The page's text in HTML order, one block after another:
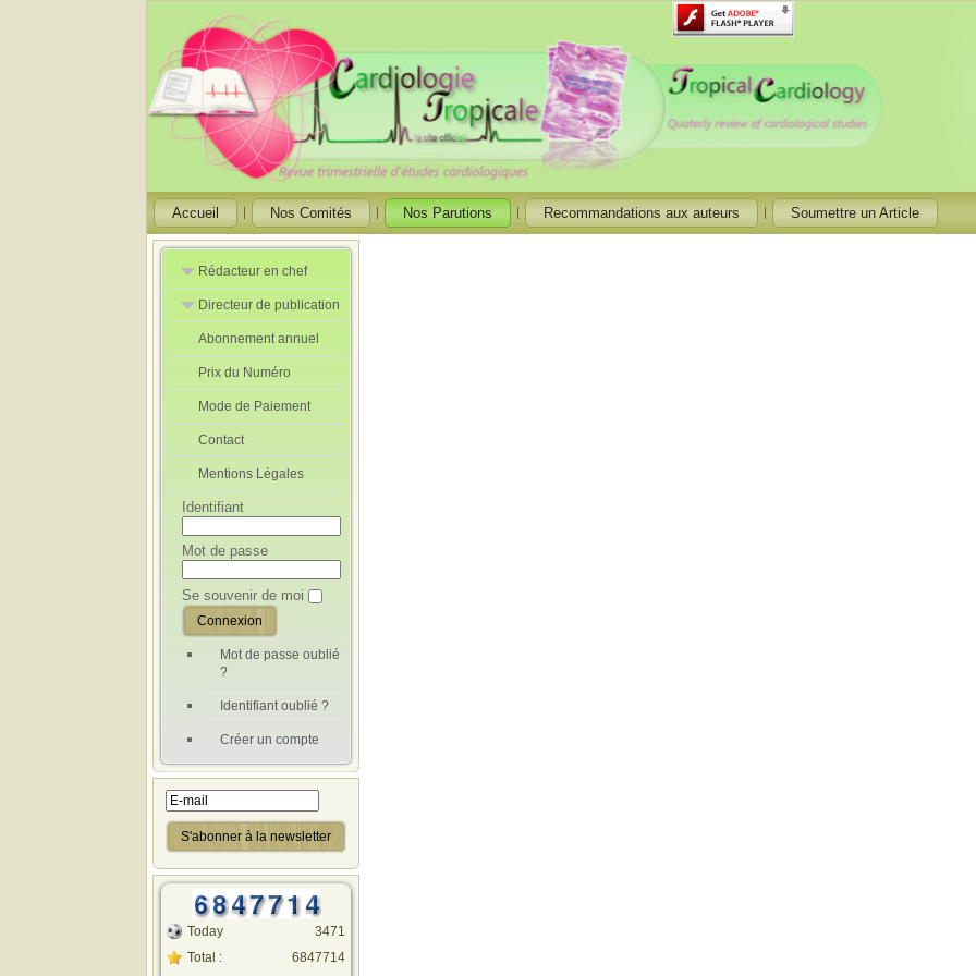
Accueil Nos Comités Nos Parutions Recommandations aux auteurs Soumettre un Article
Rédacteur en chef
Rédacteurs en
Chef Adjoint
Directeur de publication
Directeur de
publication
adjoint
Abonnement annuel
Prix du Numéro
Mode de Paiement
Contact
Mentions Légales
Identifiant
Mot de passe
Se souvenir de moi
Mot de passe oublié
?
Identifiant oublié ?
Créer un compte
Today
Total :
3471
6847714